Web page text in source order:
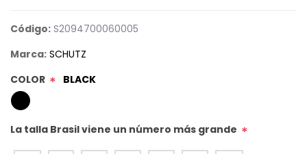
Código: S2094700060005
Marca: SCHUTZ
COLOR * BLACK
La talla Brasil viene un número más grande *